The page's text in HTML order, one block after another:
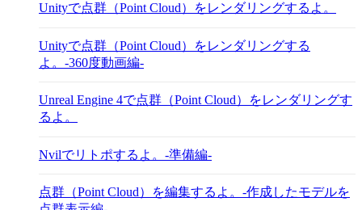
Unityで点群（Point Cloud）をレンダリングするよ。
Unityで点群（Point Cloud）をレンダリングする
よ。-360度動画編-
Unreal Engine 4で点群（Point Cloud）をレンダリングす
るよ。
Nvilでリトポするよ。-準備編-
点群（Point Cloud）を編集するよ。-作成したモデルを